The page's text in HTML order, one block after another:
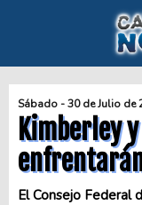
Sábado - 30 de Julio de
Kimberley
El Consejo Federal